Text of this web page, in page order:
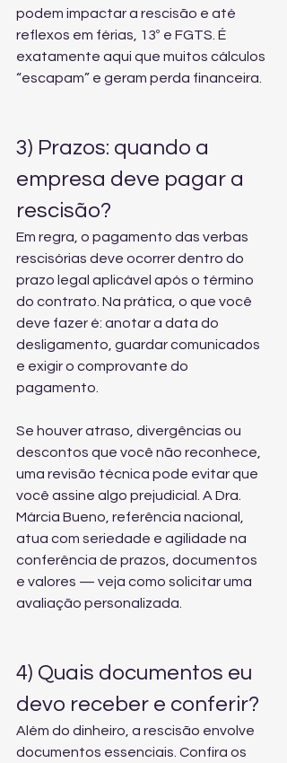
podem impactar a rescisão e até
reflexos em férias, 13º e FGTS. É
exatamente aqui que muitos cálculos
“escapam” e geram perda financeira.
3) Prazos: quando a
empresa deve pagar a
rescisão?
Em regra, o pagamento das verbas
rescisórias deve ocorrer dentro do
prazo legal aplicável após o término
do contrato. Na prática, o que você
deve fazer é: anotar a data do
desligamento, guardar comunicados
e exigir o comprovante do
pagamento.
Se houver atraso, divergências ou
descontos que você não reconhece,
uma revisão técnica pode evitar que
você assine algo prejudicial. A Dra.
Márcia Bueno, referência nacional,
atua com seriedade e agilidade na
conferência de prazos, documentos
e valores — veja como solicitar uma
avaliação personalizada
4) Quais documentos eu
devo receber e conferir?
Além do dinheiro, a rescisão envolve
documentos essenciais. Confira os